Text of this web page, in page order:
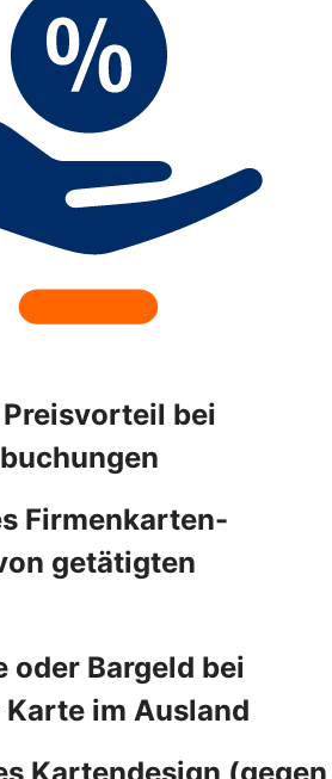
bei
Firmenkarten-
getätigten
oder Bargeld bei
im Ausland